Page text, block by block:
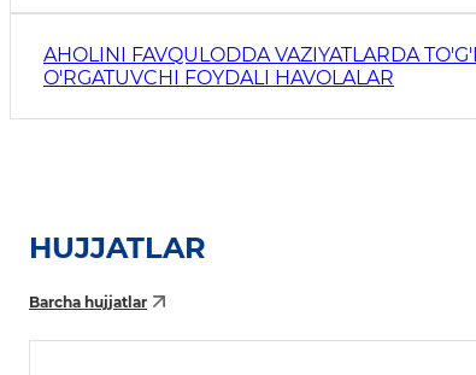
AHOLINI FAVQULODDA VAZIYATLARDA
O'RGATUVCHI FOYDALI HAVOLALAR
HUJJATLAR
Barcha hujjatlar